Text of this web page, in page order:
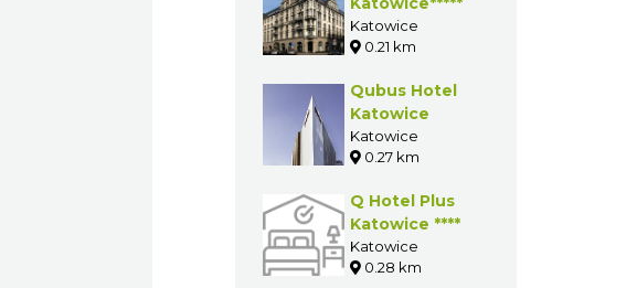
Katowice
0.21 km
Qubus Hotel
Katowice
Katowice
0.27 km
Q Hotel Plus
Katowice ****
Katowice
0.28 km